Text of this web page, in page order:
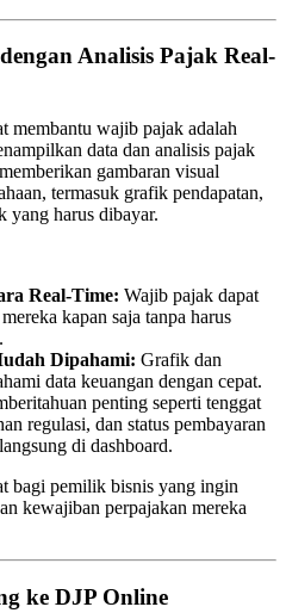
Analisis Pajak Real-
membantu wajib pajak adalah
data dan analisis pajak
gambaran visual
termasuk grafik pendapatan,
yang harus dibayar.
Real-Time: Wajib pajak dapat
kapan saja tanpa harus
Dipahami: Grafik dan
data keuangan dengan cepat.
penting seperti tenggat
regulasi, dan status pembayaran
di dashboard.
bagi pemilik bisnis yang ingin
kewajiban perpajakan mereka
ke DJP Online